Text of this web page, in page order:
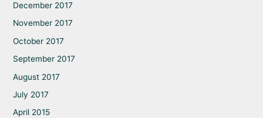
December 2017
November 2017
October 2017
September 2017
August 2017
July 2017
April 2015